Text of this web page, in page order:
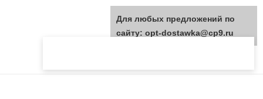
Для любых предложений по
сайту: opt-dostawka@cp9.ru